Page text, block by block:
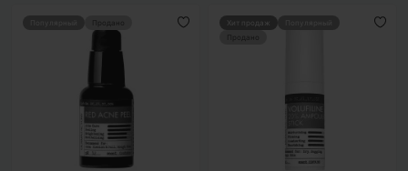
Продано Хит продаж
Продано